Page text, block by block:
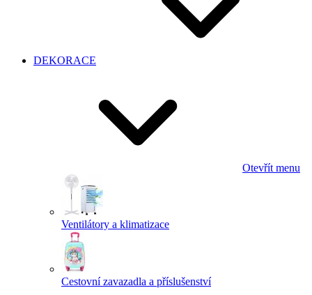
DEKORACE
Otevřít menu
Ventilátory a klimatizace
Cestovní zavazadla a příslušenství